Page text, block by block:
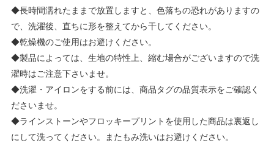
◆長時間濡れたままで放置しますと、色落ちの恐れがありますの
で、洗濯後、直ちに形を整えてから干してください。
◆乾燥機のご使用はお避けください。
◆製品によっては、生地の特性上、縮む場合がございますので洗
濯時はご注意下さいませ。
◆洗濯・アイロンをする前には、商品タグの品質表示をご確認く
ださいませ。
◆ラインストーンやフロッキープリントを使用した商品は裏返し
にして洗ってください。またもみ洗いはお避けください。